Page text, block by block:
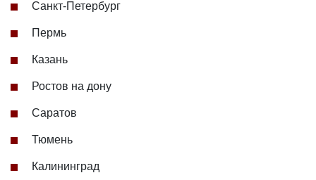
Санкт-Петербург
Пермь
Казань
Ростов на дону
Саратов
Тюмень
Калининград